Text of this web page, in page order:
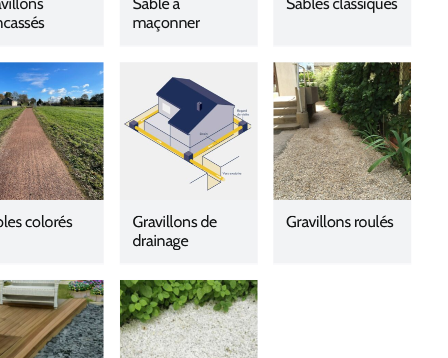
maçonner
colorés
de drainage
Gravillons de
drainage
Gravillons roulés
Gravillons roulés
Gravillons marbre